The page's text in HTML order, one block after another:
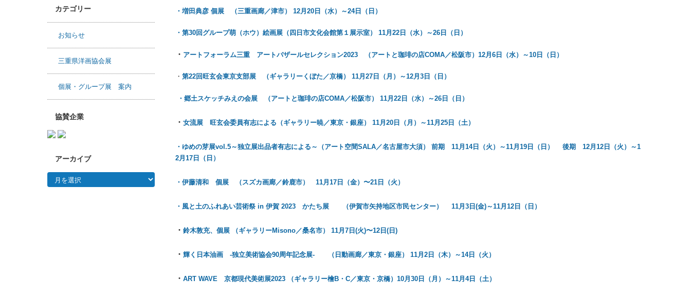
・増田典彦 個展 （三重画廊／津市） 12月20日（水）～24日（日）
・第30回グループ萌（ホウ）絵画展（四日市文化会館第１展示室） 11月22日（水）～26日（日）
・ アートフォーラム三重 アートバザールセレクション2023 （アートと珈琲の店COMA／松阪市）12月6日（水）～10日（日）
・ 第22回旺玄会東京支部展 （ギャラリーくぼた／京橋） 11月27日（月）～12月3日（日）
・郷土スケッチみえの会展 （アートと珈琲の店COMA／松阪市） 11月22日（水）～26日（日）
・ 女流展 旺玄会委員有志による（ギャラリー暁／東京・銀座） 11月20日（月）～11月25日（土）
・ゆめの芽展vol.5～独立展出品者有志による～（アート空間SALA／名古屋市大須） 前期 11月14日（火）～11月19日（日） 後期 12月12日（火）～1
2月17日（日）
・伊藤清和 個展 （スズカ画廊／鈴鹿市） 11月17日（金）〜21日（火）
・風と土のふれあい芸術祭 in 伊賀 2023 かたち展 （伊賀市矢持地区市民センター） 11月3日(金)～11月12日（日）
・ 鈴木敦充、個展 （ギャラリーMisono／桑名市） 11月7日(火)〜12日(日)
・ 輝く日本油画 -独立美術協会90周年記念展- （日動画廊／東京・銀座） 11月2日（木）～14日（火）
・ ART WAVE 京都現代美術展2023 （ギャラリー檜B・C／東京・京橋）10月30日（月）～11月4日（土）
カテゴリー
お知らせ
三重県洋画協会展
個展・グループ展 案内
協賛企業
アーカイブ
アーカイブ